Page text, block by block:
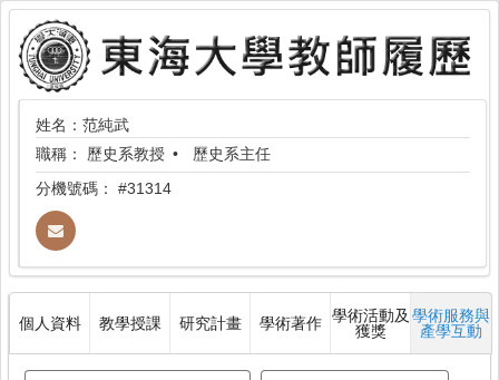
姓名：范純武
職稱： 歷史系教授
歷史系主任
分機號碼： #31314
個人資料 教學授課 研究計畫 學術著作 學術活動及
獲獎
學術服務與
產學互動